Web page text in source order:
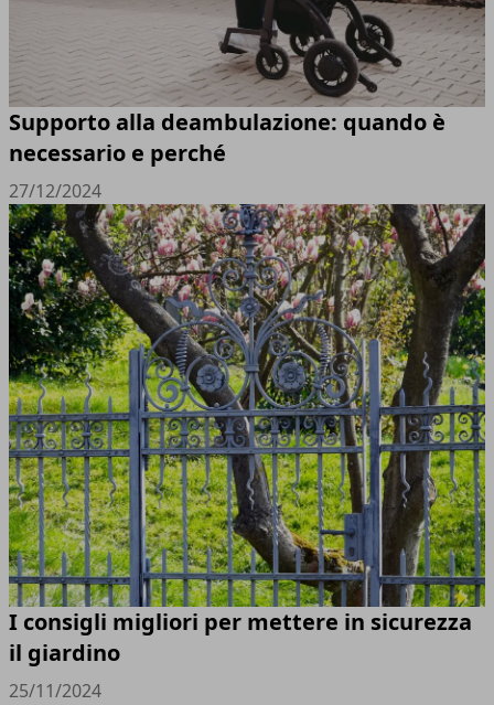
Supporto alla deambulazione: quando è
necessario e perché
27/12/2024
I consigli migliori per mettere in sicurezza
il giardino
25/11/2024